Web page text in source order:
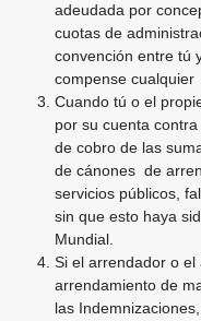
adeudada por
cuotas de
convención entre tú
compense cualquier
Cuando tú o el
por su cuenta
de cobro de las
de cánones de
servicios públicos,
sin que esto haya
Mundial.
Si el arrendador o
arrendamiento de
las